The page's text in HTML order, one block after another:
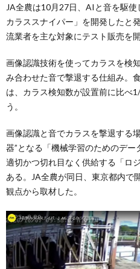
JA全農は10月27日、AIと音を駆
カラススナイパー」を開発したと
流業者を主な対象にテスト販売を開
画像認識技術を使ってカラスを検
み合わせた音で撃退する仕組み。
は、カラス検知数が設置前に比べ
う。
画像認識と音でカラスを撃退する
器”となる「機械学習のためのデ
適切かつ切れ目なく供給する「ロ
ある。JA全農が同日、東京都内で
観点から取材した。